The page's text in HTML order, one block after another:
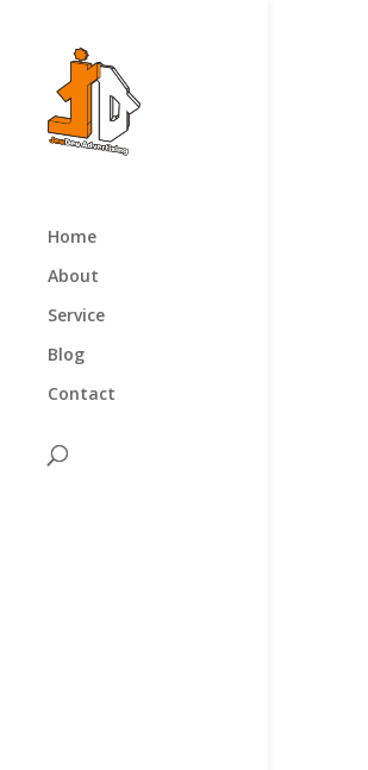
Home
About
Service
Blog
Contact